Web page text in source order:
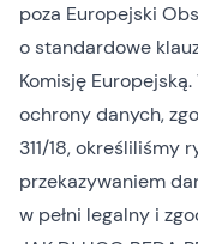
poza Europejski
o standardowe
Komisję
ochrony danych,
311/18, określiliśmy
przekazywaniem
w pełni legalny i